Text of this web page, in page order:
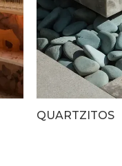
QUARTZITOS